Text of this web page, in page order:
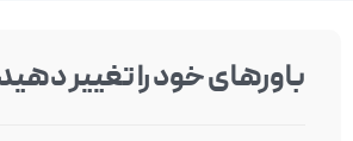
باورهای خود را تغییر